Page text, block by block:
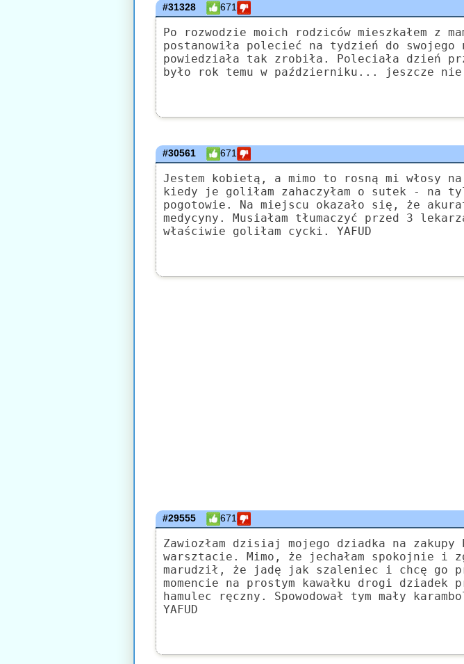
#31328 671
Po rozwodzie moich rodziców mieszkałem z
postanowiła polecieć na tydzień do
powiedziała tak zrobiła. Poleciała dzień
było rok temu w październiku... jeszcze nie
#30561 671
Jestem kobietą, a mimo to rosną mi włosy
kiedy je goliłam zahaczyłam o sutek - na
pogotowie. Na miejscu okazało się, że
medycyny. Musiałam tłumaczyć przed 3
właściwie goliłam cycki. YAFUD
#29555 671
Zawiozłam dzisiaj mojego dziadka na
warsztacie. Mimo, że jechałam spokojnie i
marudził, że jadę jak szaleniec i chcę go
momencie na prostym kawałku drogi
hamulec ręczny. Spowodował tym mały
YAFUD